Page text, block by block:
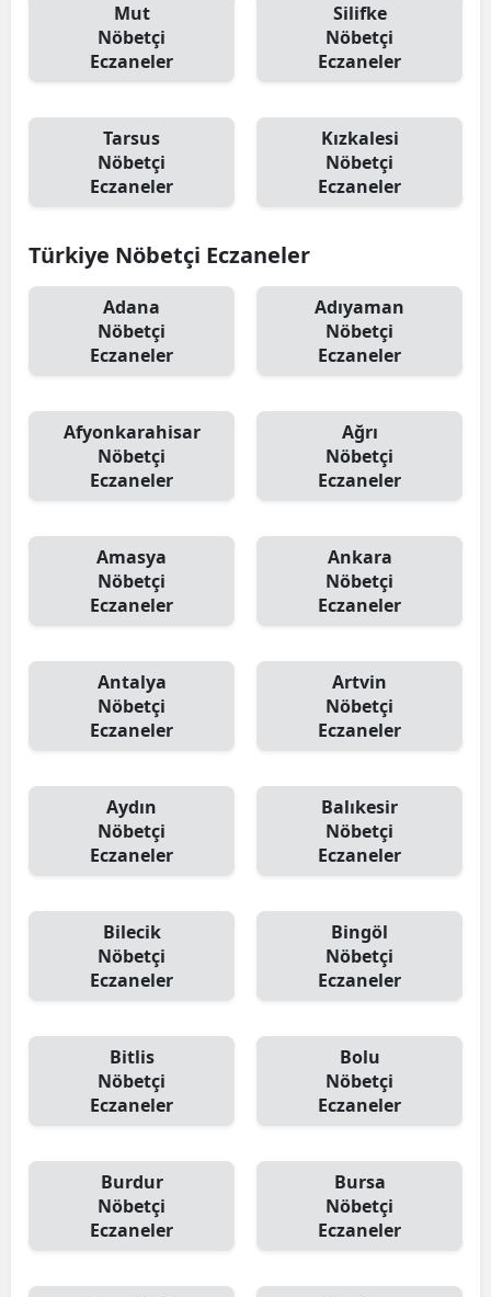
Mut
Nöbetçi
Eczaneler
Silifke
Nöbetçi
Eczaneler
Tarsus
Nöbetçi
Eczaneler
Kızkalesi
Nöbetçi
Eczaneler
Türkiye Nöbetçi Eczaneler
Adana
Nöbetçi
Eczaneler
Adıyaman
Nöbetçi
Eczaneler
Afyonkarahisar
Nöbetçi
Eczaneler
Ağrı
Nöbetçi
Eczaneler
Amasya
Nöbetçi
Eczaneler
Ankara
Nöbetçi
Eczaneler
Antalya
Nöbetçi
Eczaneler
Artvin
Nöbetçi
Eczaneler
Aydın
Nöbetçi
Eczaneler
Balıkesir
Nöbetçi
Eczaneler
Bilecik
Nöbetçi
Eczaneler
Bingöl
Nöbetçi
Eczaneler
Bitlis
Nöbetçi
Eczaneler
Bolu
Nöbetçi
Eczaneler
Burdur
Nöbetçi
Eczaneler
Bursa
Nöbetçi
Eczaneler